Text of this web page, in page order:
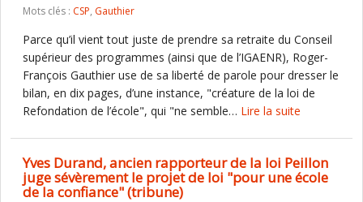
Mots clés : CSP, Gauthier
Parce qu’il vient tout juste de prendre sa retraite du Conseil
supérieur des programmes (ainsi que de l’IGAENR), Roger-
François Gauthier use de sa liberté de parole pour dresser le
bilan, en dix pages, d’une instance, "créature de la loi de
Refondation de l’école", qui "ne semble… Lire la suite
Yves Durand, ancien rapporteur de la loi Peillon
juge sévèrement le projet de loi "pour une école
de la confiance" (tribune)